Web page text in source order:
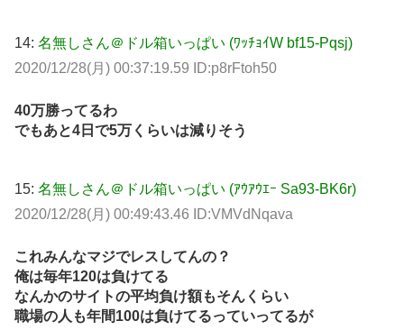
14: 名無しさん＠ドル箱いっぱい (ﾜｯﾁｮｲW bf15-Pqsj)
2020/12/28(月) 00:37:19.59 ID:p8rFtoh50
40万勝ってるわ
でもあと4日で5万くらいは減りそう
15: 名無しさん＠ドル箱いっぱい (ｱｳｱｳｴｰ Sa93-BK6r)
2020/12/28(月) 00:49:43.46 ID:VMVdNqava
これみんなマジでレスしてんの？
俺は毎年120は負けてる
なんかのサイトの平均負け額もそんくらい
職場の人も年間100は負けてるっていってるが